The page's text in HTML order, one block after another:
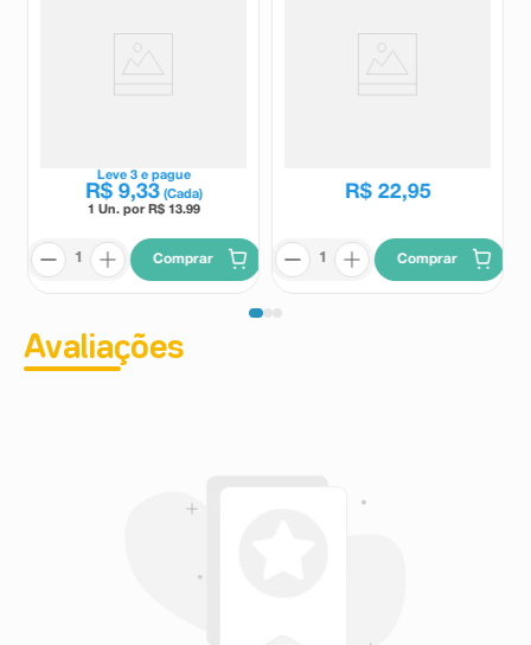
Leve 3e pague
R$ 9,33 (Cada)
1 Un. por R$ 13.99
Comprar
R$ 22,95
Comprar
Avaliações